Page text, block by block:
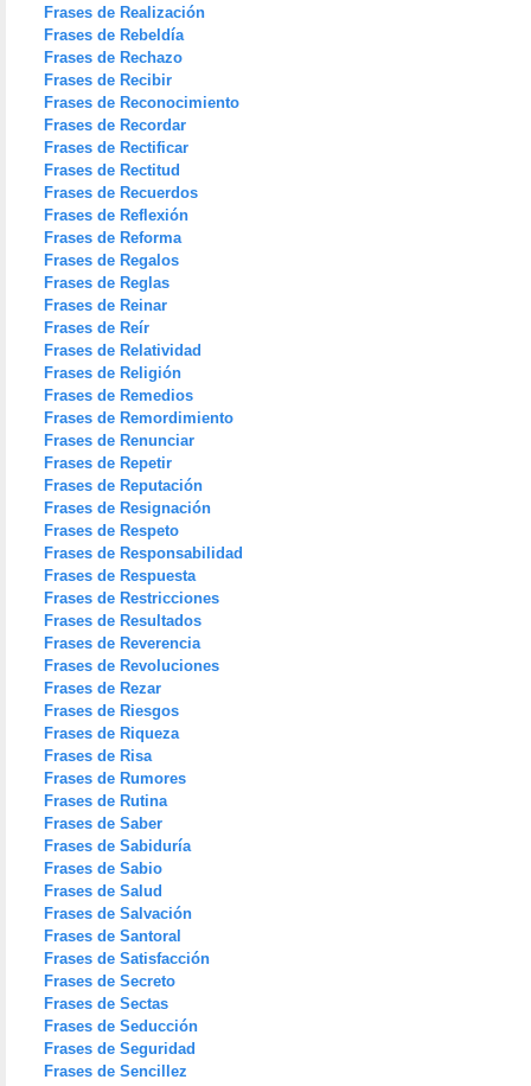
Frases de Realización
Frases de Rebeldía
Frases de Rechazo
Frases de Recibir
Frases de Reconocimiento
Frases de Recordar
Frases de Rectificar
Frases de Rectitud
Frases de Recuerdos
Frases de Reflexión
Frases de Reforma
Frases de Regalos
Frases de Reglas
Frases de Reinar
Frases de Reír
Frases de Relatividad
Frases de Religión
Frases de Remedios
Frases de Remordimiento
Frases de Renunciar
Frases de Repetir
Frases de Reputación
Frases de Resignación
Frases de Respeto
Frases de Responsabilidad
Frases de Respuesta
Frases de Restricciones
Frases de Resultados
Frases de Reverencia
Frases de Revoluciones
Frases de Rezar
Frases de Riesgos
Frases de Riqueza
Frases de Risa
Frases de Rumores
Frases de Rutina
Frases de Saber
Frases de Sabiduría
Frases de Sabio
Frases de Salud
Frases de Salvación
Frases de Santoral
Frases de Satisfacción
Frases de Secreto
Frases de Sectas
Frases de Seducción
Frases de Seguridad
Frases de Sencillez